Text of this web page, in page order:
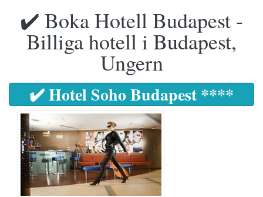
✔️ Boka Hotell Budapest -
Billiga hotell i Budapest,
Ungern
✔️ Hotel Soho Budapest ****